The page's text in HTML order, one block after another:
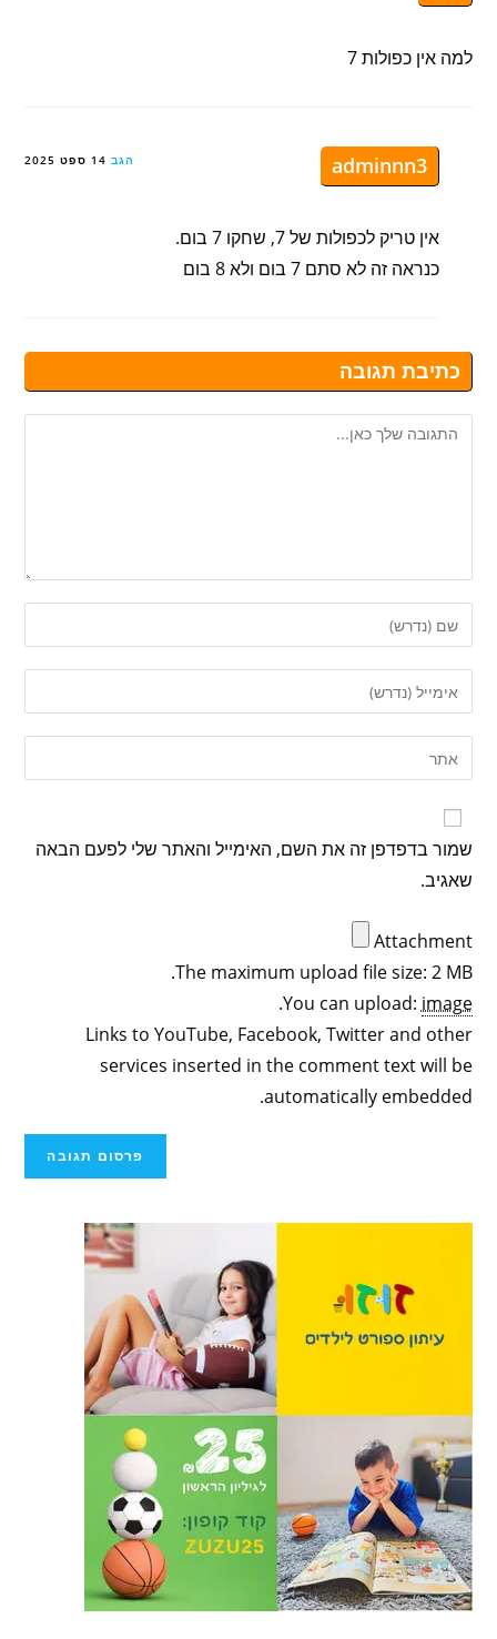
למה אין כפולות 7
adminnn3 הגב 14 ספט 2025
אין טריק לכפולות של 7, שחקו 7 בום.
כנראה זה לא סתם 7 בום ולא 8 בום
כתיבת תגובה
שמור בדפדפן זה את השם, האימייל והאתר שלי לפעם הבאה
שאגיב.
Attachment
The maximum upload file size: 2 MB.
You can upload: image
.
Links to YouTube, Facebook, Twitter and other
services inserted in the comment text will be
automatically embedded.